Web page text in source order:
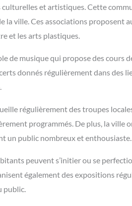
et artistiques. Cette
la ville. Ces associations proposent
et les arts plastiques.
de musique qui propose des cours
donnés régulièrement dans des
régulièrement des troupes
programmés. De plus, la ville
un public nombreux et enthousiaste.
peuvent s’initier ou se
également des expositions
public.